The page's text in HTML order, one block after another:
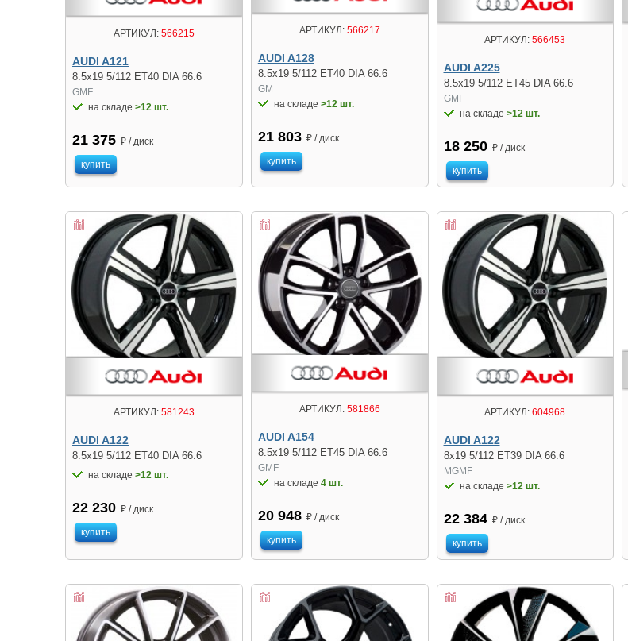
АРТИКУЛ:566215
AUDI A121
8.5x19 5/112 ET40 DIA 66.6
GMF
на складе >12 шт.
21 375 ₽ / диск
купить
АРТИКУЛ:566217
AUDI A128
8.5x19 5/112 ET40 DIA 66.6
GM
на складе >12 шт.
21 803 ₽ / диск
купить
АРТИКУЛ: 566453
AUDI A225
8.5x19 5/112 ET45 DIA 66.6
GMF
на складе >12 шт.
18 250 ₽ / диск
купить
АРТИКУЛ:581243
AUDI A122
8.5x19 5/112 ET40 DIA 66.6
на складе >12 шт.
22 230 ₽ / диск
купить
АРТИКУЛ:581866
AUDI A154
8.5x19 5/112 ET45 DIA 66.6
GMF
на складе 4 шт.
20 948 ₽ / диск
купить
АРТИКУЛ: 604968
AUDI A122
8x19 5/112 ET39 DIA 66.6
MGMF
на складе >12 шт.
22 384 ₽ / диск
купить